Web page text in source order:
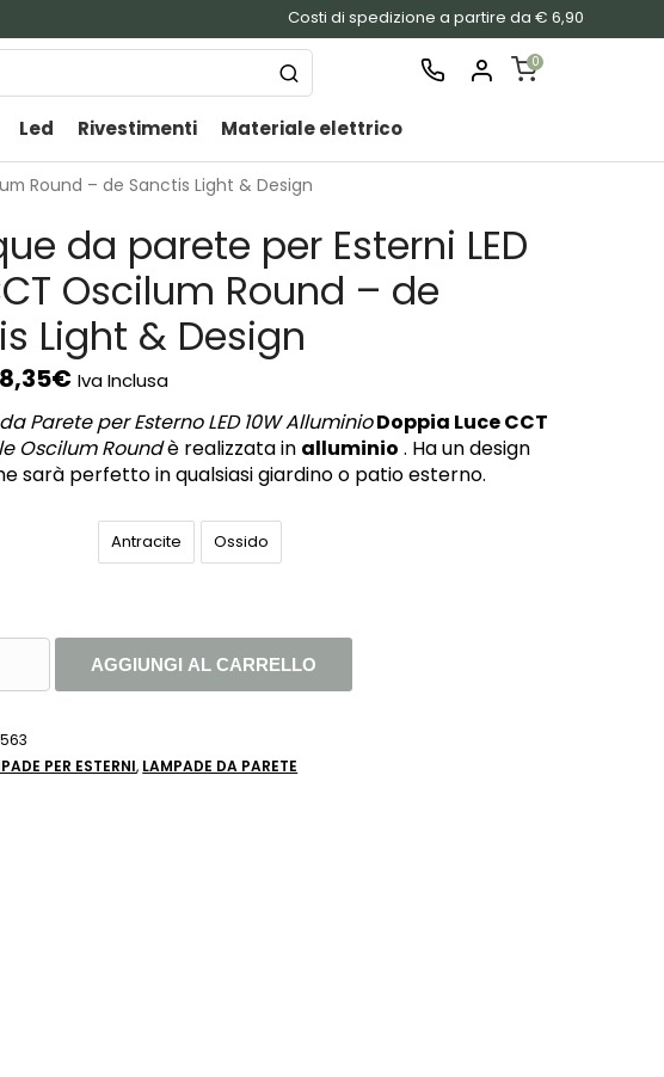
Costi di spedizione a partire da € 6,90
0
CART
Led Rivestimenti Materiale elettrico
Round – de Sanctis Light & Design
da parete per Esterni LED
Oscilum Round – de
Light & Design
€ Iva Inclusa
Parete per Esterno LED 10W AlluminioDoppia Luce CCT
Oscilum Roundè realizzata in alluminio . Ha un design
sarà perfetto in qualsiasi giardino o patio esterno.
Antracite Ossido
AGGIUNGI AL CARRELLO
PER ESTERNI, LAMPADE DA PARETE